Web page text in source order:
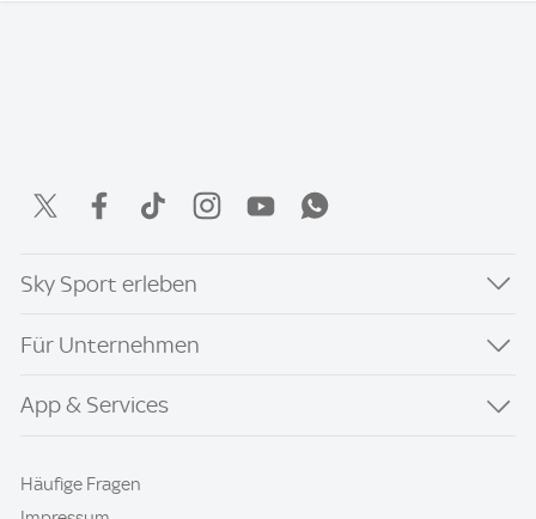
Sky Sport erleben
Für Unternehmen
App & Services
Häufige Fragen